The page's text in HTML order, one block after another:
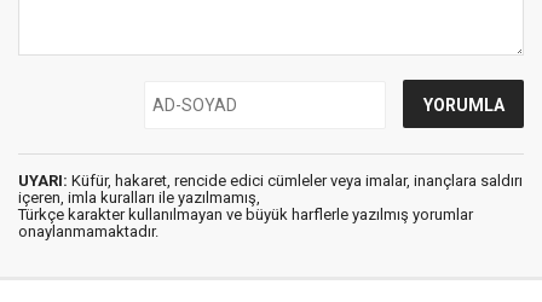
UYARI: Küfür, hakaret, rencide edici cümleler veya imalar, inançlara saldırı
içeren, imla kuralları ile yazılmamış,
Türkçe karakter kullanılmayan ve büyük harflerle yazılmış yorumlar
onaylanmamaktadır.